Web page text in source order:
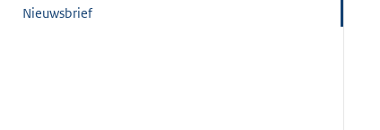
Nieuwsbrief